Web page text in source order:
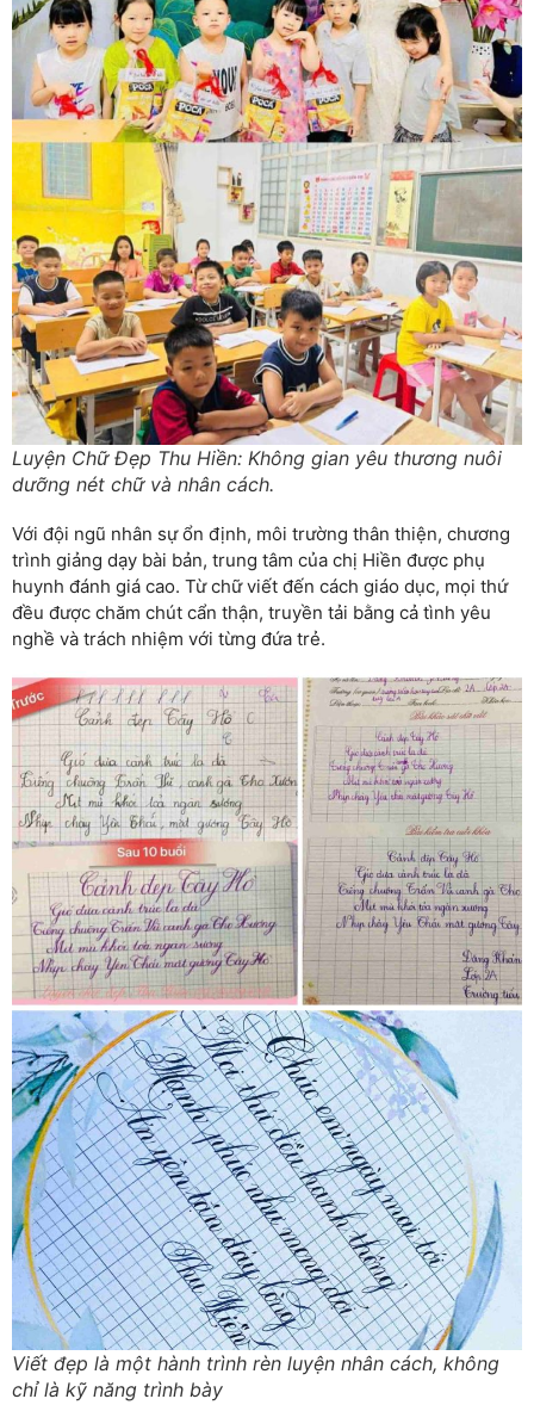
Luyện Chữ Đẹp Thu Hiền: Không gian yêu thương nuôi
dưỡng nét chữ và nhân cách.
Với đội ngũ nhân sự ổn định, môi trường thân thiện, chương
trình giảng dạy bài bản, trung tâm của chị Hiền được phụ
huynh đánh giá cao. Từ chữ viết đến cách giáo dục, mọi thứ
đều được chăm chút cẩn thận, truyền tải bằng cả tình yêu
nghề và trách nhiệm với từng đứa trẻ.
Viết đẹp là một hành trình rèn luyện nhân cách, không
chỉ là kỹ năng trình bày